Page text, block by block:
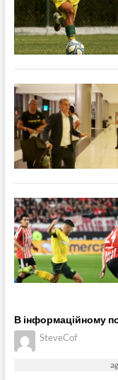
В інформаційному
SteveCof